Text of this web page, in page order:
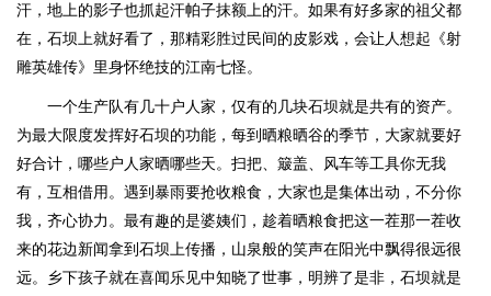
汗，地上的影子也抓起汗帕子抹额上的汗。如果有好多家的祖父都
在，石坝上就好看了，那精彩胜过民间的皮影戏，会让人想起《射
雕英雄传》里身怀绝技的江南七怪。
一个生产队有几十户人家，仅有的几块石坝就是共有的资产。
为最大限度发挥好石坝的功能，每到晒粮晒谷的季节，大家就要好
好合计，哪些户人家晒哪些天。扫把、簸盖、风车等工具你无我
有，互相借用。遇到暴雨要抢收粮食，大家也是集体出动，不分你
我，齐心协力。最有趣的是婆姨们，趁着晒粮食把这一茬那一茬收
来的花边新闻拿到石坝上传播，山泉般的笑声在阳光中飘得很远很
远。乡下孩子就在喜闻乐见中知晓了世事，明辨了是非，石坝就是